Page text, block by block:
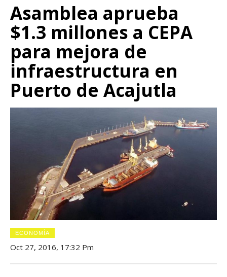
Asamblea aprueba
$1.3 millones a CEPA
para mejora de
infraestructura en
Puerto de Acajutla
ECONOMÍA
Oct 27, 2016, 17:32 Pm